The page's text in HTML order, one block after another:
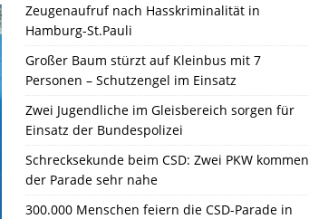
Zeugenaufruf nach Hasskriminalität in
Hamburg-St.Pauli
Großer Baum stürzt auf Kleinbus mit 7
Personen – Schutzengel im Einsatz
Zwei Jugendliche im Gleisbereich sorgen für
Einsatz der Bundespolizei
Schrecksekunde beim CSD: Zwei PKW kommen
der Parade sehr nahe
300.000 Menschen feiern die CSD-Parade in